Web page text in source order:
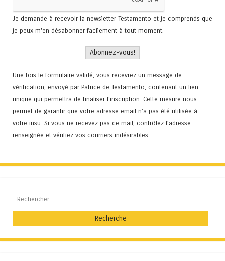
Je demande à recevoir la newsletter Testamento et je comprends que
je peux m'en désabonner facilement à tout moment.
Une fois le formulaire validé, vous recevrez un message de
vérification, envoyé par Patrice de Testamento, contenant un lien
unique qui permettra de finaliser l'inscription. Cette mesure nous
permet de garantir que votre adresse email n’a pas été utilisée à
votre insu. Si vous ne recevez pas ce mail, contrôlez l’adresse
renseignée et vérifiez vos courriers indésirables.
Recherche